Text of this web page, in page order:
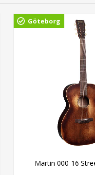
Göteborg
Martin 000-16